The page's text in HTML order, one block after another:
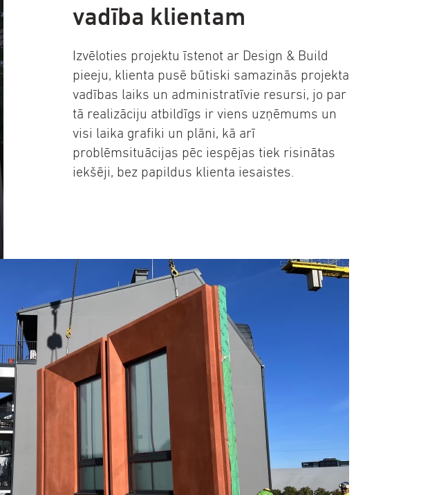
vadība klientam
Izvēloties projektu īstenot ar Design & Build
pieeju, klienta pusē būtiski samazinās projekta
vadības laiks un administratīvie resursi, jo par
tā realizāciju atbildīgs ir viens uzņēmums un
visi laika grafiki un plāni, kā arī
problēmsituācijas pēc iespējas tiek risinātas
iekšēji, bez papildus klienta iesaistes.